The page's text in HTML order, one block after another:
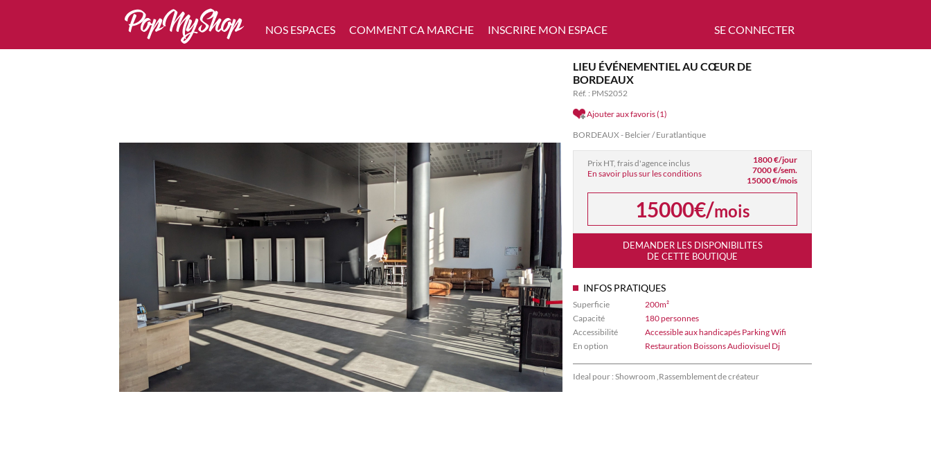
NOS ESPACES COMMENT CA MARCHE INSCRIRE MON ESPACE SE CONNECTER
LIEU ÉVÉNEMENTIEL AU CŒUR DE
BORDEAUX
Réf. : PMS2052
Ajouter aux favoris (1)
BORDEAUX - Belcier / Euratlantique
Prix HT, frais d'agence inclus
En savoir plus sur les conditions
1800 €/jour
7000 €/sem.
15000 €/mois
15000€/mois
DEMANDER LES DISPONIBILITES
DE CETTE BOUTIQUE
INFOS PRATIQUES
Superficie
200m²
Capacité
180 personnes
Accessibilité
Accessible aux handicapés Parking Wifi
En option
Restauration Boissons Audiovisuel Dj
Ideal pour : Showroom ,Rassemblement de créateur